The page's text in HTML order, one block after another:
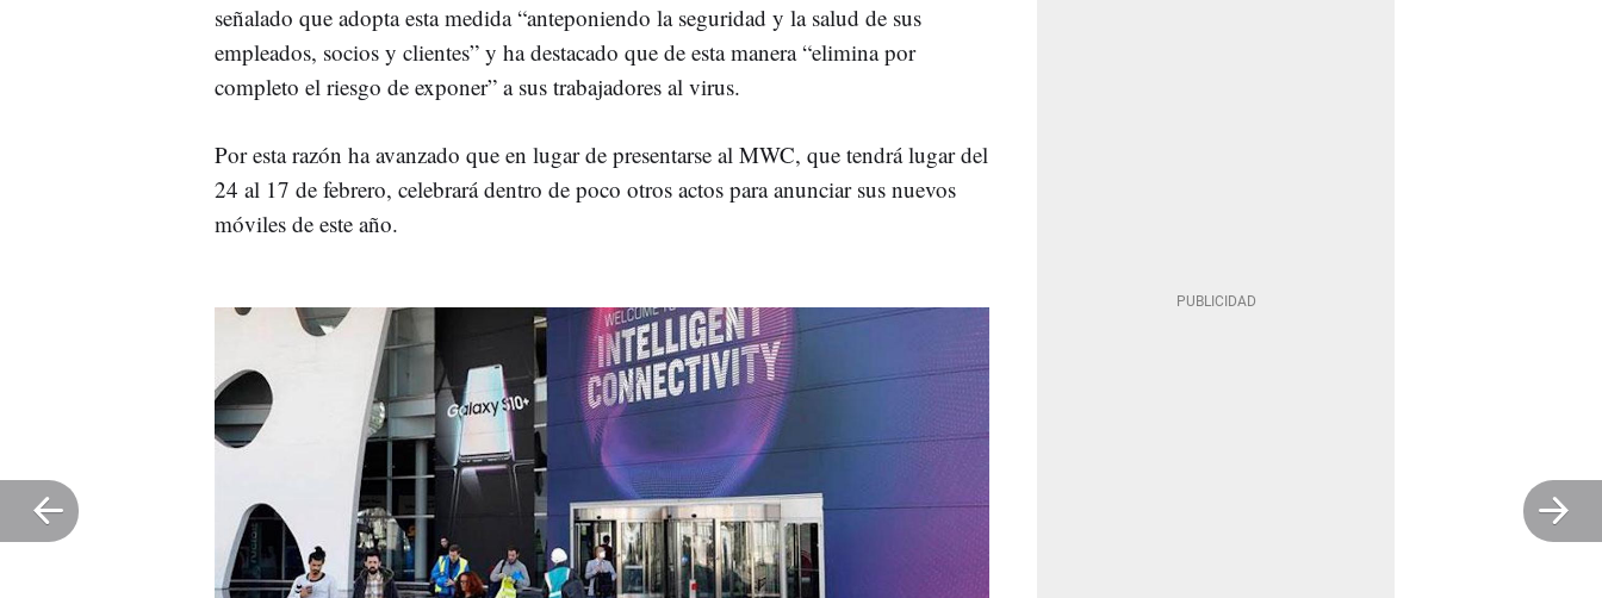
señalado que adopta esta medida “anteponiendo la seguridad y la salud de sus
empleados, socios y clientes” y ha destacado que de esta manera “elimina por
completo el riesgo de exponer” a sus trabajadores al virus.
Por esta razón ha avanzado que en lugar de presentarse al MWC, que tendrá lugar del
24 al 17 de febrero, celebrará dentro de poco otros actos para anunciar sus nuevos
móviles de este año.